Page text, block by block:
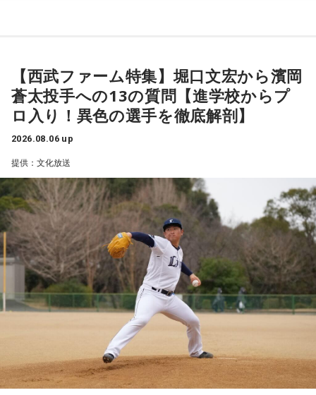
10.TanTan
＜かつしかトリオライブ情報＞
『かつしかトリオ COBALT EXPRESS TOUR 2026』
ァルトホール ※ソールドアウト！
10月31日（土）@福岡 福岡市民ホール 中ホール
11月03日（火・祝）@大阪 森ノ宮ピロティホール
11月07日（土）@愛知 中日ホール
11月13日（金）@東京 東京国際フォーラム ホールC
※ライブの詳細は公式サイトをご確認ください
＜かつしかトリオ プロフィール＞
2021年、初期CASIOPEAに在籍した櫻井哲夫（Ba）、神保 彰
（Dr）、向谷 実（Key）によって結成。2022年に配信された
新曲はiTunes Storeジャズチャート1位を獲得し、全国7か所
のホールツアーは各地で大きな熱狂をもって迎えられた。
2023年、オリジナル1stアルバム『M.R.I_ミライ』を発表。先
行配信したタイトル曲も連続してジャズチャート1位となり、
10/11(日) 出演
Arche / Ayllton / 青いガーネット / Aonowa / AKAMONE /
Akyk / あすなろ白昼夢 / Absolute area / AND CALL. /
UNFAIR RULE / Iga Nana / ISHIGURE / 171 / IBUKI /
irienchy / インナージャーニー / WeekendAll / Wisteria /
UEBO / Wash My Friday / ウルトラ寿司ふぁいやー / エイハ
ブ / えびちる / エルスウェア紀行 / ENBASE / オートコード /
oh!! 真珠s / osage / Ochunism / Offo tokyo / おとなりにぎん
が計画 / katawara / KamiCat / Khamai Leon / カライドスコ
ープ / 川後陽菜 & YONAKA Band / CAT ATE HOTDOGS / 極
東飯店 / Gill Snatch / QOOPIE / Good Grief / Cloudy / 海月に
さされたら / CRAZY BLUES / KeNN / 幻想痛 / Kono / 古墳シ
スターズ / komsume / コロブチカ / ザ・あどばん / THE
JAPANESE PRIDE / SATOH / SABOTEMPLE / さゆに！ /
Sundae May Club / gb / SherLock / 終活クラブ / Shom / 水
平線 / スーパー登山部 / SUKEROQUE / ステレオドロシー /
10/10(土) 出演
AARON / IRIS MONDO / 赤いくらげ / Aki / あたらよ / 雨烏 /
荒巻勇仁 / アンと私 / anewhite / EVE OF THE LAIN / いろか
Gum-9 / ガラクタ / ガラスの靴は落とさない / カラノア /
KI_EN / 来島エル / きばやし / Gyubin / くがあくた / grating
hunny / Grape Kiki / クロムレイリー / GeTO / COPES / ココ
ラシカ / Cosmola / kohamo / ゴホウビ / サカキナオ / THE
KING OF ROOKIE / 佐久間龍星 / TheΣ / 札幌某所 / THE
HAMIDA SHE'S / the bercedes menz / さらさ (Band Set) /
三四少女 / She Side Ship / Jene / chef's / Ciely / シトナユイ
/ 至福ぽんちょ / SYAYOS / 13.3g / Jonah / 杉本ラララ / 鈴木
実貴子ズ / スパノヴァ特急 / speel plaats / 3markets[ ] / セ
カンドバッカー / セブンス・ベガ / Chimothy→ / ちゃくら /
チョーキューメイ / D’ypcys / Tyrkouaz / テレビ大陸音頭 /
Togoz / tonerico / ドミノンストップ / 中島寂 / ニューアヤカ
「プライマリーバランス」の基礎知識から、赤字と黒字の考
え方、今の日本が置かれている状況、高市内閣の方針まで、
国の将来を左右する指標についてわかりやすく解説するほ
か、食品の消費税1％になった場合、収支バランスはどうなる
ことができたでしょうか？！
後半の「AKB48研究所！」のコーナーでは、AKB48について
徹底調査！ 8月19日発売の68thシングル『好きish』について
選抜メンバー・新井彩永が曲の聴きどころ、すでに再生回数
が700万回を超えたMVの内容について語るほか、行天優莉奈
が参加しているカップリング曲『渦の巻き方』についても詳
しく伺います。行天優莉奈が今年3月まで活動していた
「KLP48」時代のエピソードも大公開！ このほか、9月26日
（土）・27日（日）にKアリーナ横浜で開催される「THREE
CONCEPTS LIVE」の詳細情報などAKB48情報満載の30分で
【西武ファーム特集】堀口文宏から濱岡
蒼太投手への13の質問【進学校からプ
ロ入り！異色の選手を徹底解剖】
2026.08.06 up
提供：文化放送